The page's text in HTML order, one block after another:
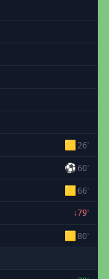
🟨26'
⚽60'
🟨66'
↓79'
🟨80'